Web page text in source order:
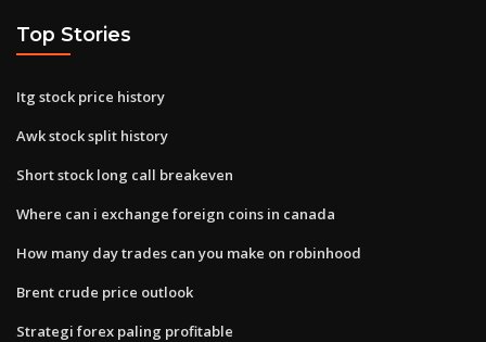
Top Stories
Itg stock price history
Awk stock split history
Short stock long call breakeven
Where can i exchange foreign coins in canada
How many day trades can you make on robinhood
Brent crude price outlook
Strategi forex paling profitable